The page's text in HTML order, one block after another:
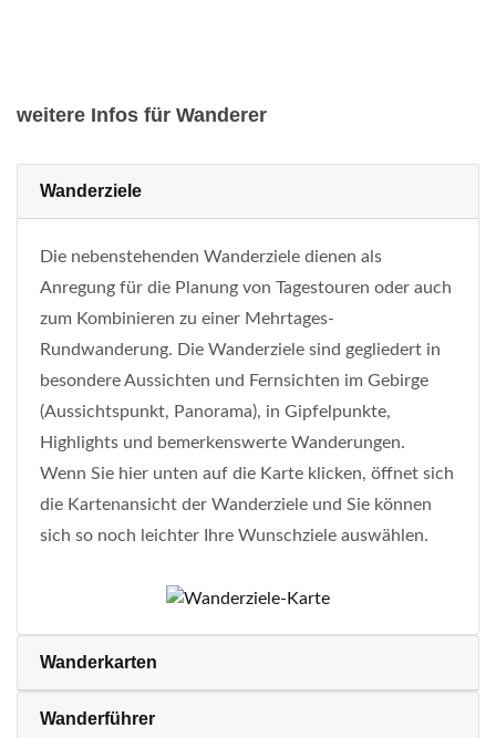
weitere Infos für Wanderer
Wanderziele
Die nebenstehenden Wanderziele dienen als
Anregung für die Planung von Tagestouren oder auch
zum Kombinieren zu einer Mehrtages-
Rundwanderung. Die Wanderziele sind gegliedert in
besondere Aussichten und Fernsichten im Gebirge
(Aussichtspunkt, Panorama), in Gipfelpunkte,
Highlights und bemerkenswerte Wanderungen.
Wenn Sie hier unten auf die Karte klicken, öffnet sich
die Kartenansicht der Wanderziele und Sie können
sich so noch leichter Ihre Wunschziele auswählen.
Wanderkarten
Wanderführer